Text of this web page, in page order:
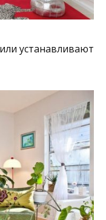
устанавливают